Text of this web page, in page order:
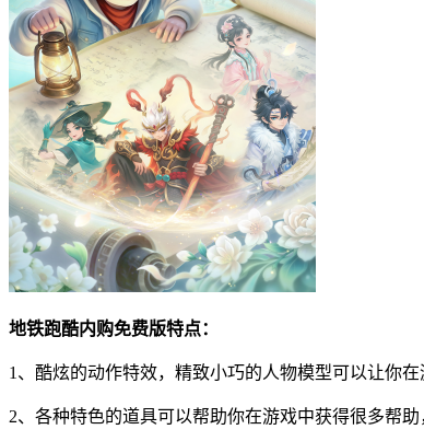
地铁跑酷内购免费版特点：
1、酷炫的动作特效，精致小巧的人物模型可以让你
2、各种特色的道具可以帮助你在游戏中获得很多帮